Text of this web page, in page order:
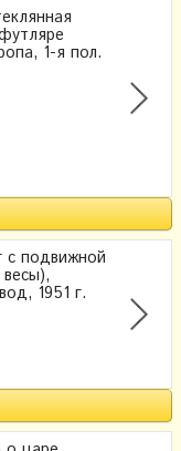
1-я пол.
с подвижной
1951 г.